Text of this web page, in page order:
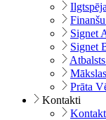
Ilgtspēja
Signet
Signet
Prāta
Kontakti